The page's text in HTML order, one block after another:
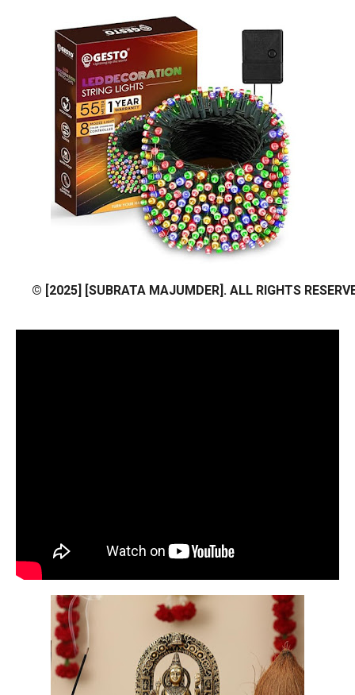
© [2025] [SUBRATA MAJUMDER]. ALL RIGHTS